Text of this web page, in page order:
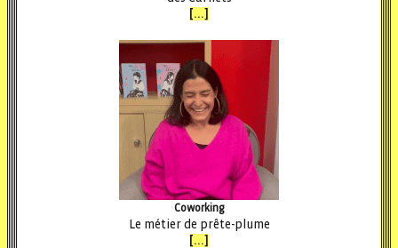
[...]
Coworking
Le métier de prête-plume
[...]